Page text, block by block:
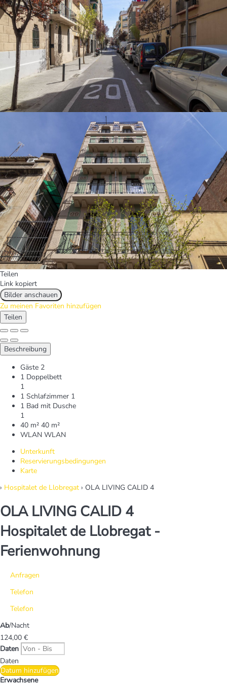
Teilen
Link kopiert
Bilder anschauen
Zu meinen Favoriten hinzufügen
Teilen
Beschreibung
Gäste 2
1 Doppelbett
1
1 Schlafzimmer 1
1 Bad mit Dusche
1
40 m² 40 m²
WLAN WLAN
Unterkunft
Reservierungsbedingungen
Karte
› Hospitalet de Llobregat › OLA LIVING CALID 4
OLA LIVING CALID 4
Hospitalet de Llobregat -
Ferienwohnung
Anfragen
Telefon
Telefon
Ab/Nacht
124,00 €
Daten
Daten
Datum hinzufügen
Erwachsene